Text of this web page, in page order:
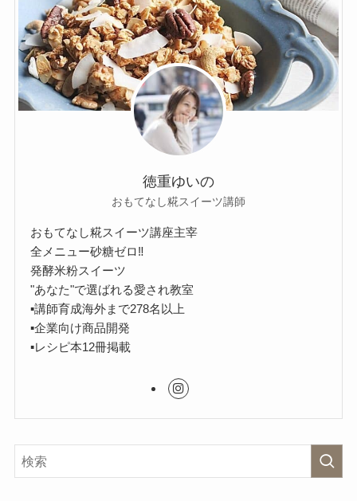
徳重ゆいの
おもてなし糀スイーツ講師
おもてなし糀スイーツ講座主宰
全メニュー砂糖ゼロ‼︎
発酵米粉スイーツ
"あなた"で選ばれる愛され教室
▪︎講師育成海外まで278名以上
▪︎企業向け商品開発
▪︎レシピ本12冊掲載